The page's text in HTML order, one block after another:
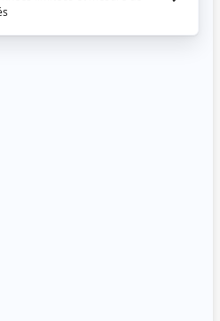
2020.
formes de
de rajeunir le lecteur de
de 76 ans, la firme Sid
avec un
Voyez les détails de
images de la
une vidéo de Radio-
la campagne, qui
30 secondes pour la
pour le web.